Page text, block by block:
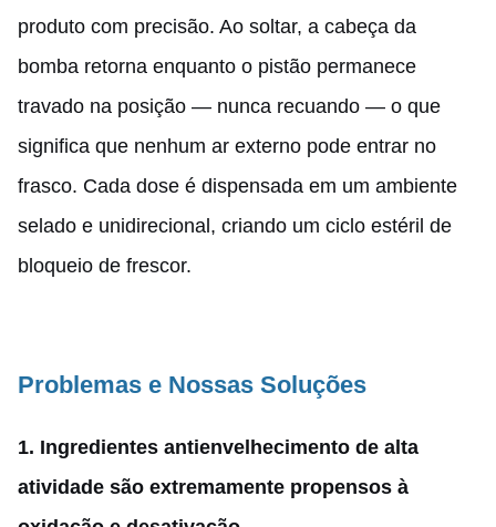
produto com precisão. Ao soltar, a cabeça da
bomba retorna enquanto o pistão permanece
travado na posição — nunca recuando — o que
significa que nenhum ar externo pode entrar no
frasco. Cada dose é dispensada em um ambiente
selado e unidirecional, criando um ciclo estéril de
bloqueio de frescor.
Problemas e Nossas Soluções
1. Ingredientes antienvelhecimento de alta
atividade são extremamente propensos à